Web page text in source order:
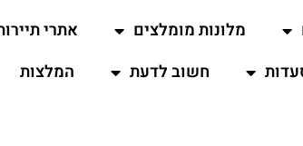
מלונות מומלצים אתרי
חשוב לדעת המלצות